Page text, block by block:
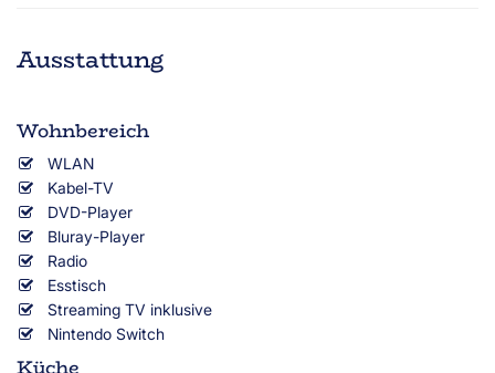
Ausstattung
Wohnbereich
WLAN
Kabel-TV
DVD-Player
Bluray-Player
Radio
Esstisch
Streaming TV inklusive
Nintendo Switch